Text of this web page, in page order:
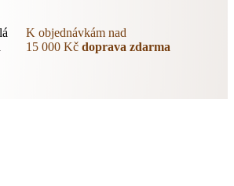
K objednávkám nad
15 000 Kč doprava zdarma